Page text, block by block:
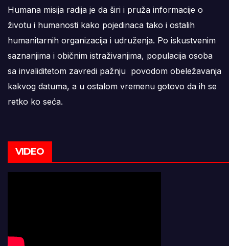
Humana misija radija je da širi i pruža informacije o
životu i humanosti kako pojedinaca tako i ostalih
humanitarnih organizacija i udruženja. Po iskustvenim
saznanjima i običnim istraživanjima, populacija osoba
sa invaliditetom zavredi pažnju povodom obeležavanja
kakvog datuma, a u ostalom vremenu gotovo da ih se
retko ko seća.
VIDEO